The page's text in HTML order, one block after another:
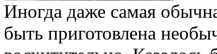
Иногда даже самая
быть приготовлена